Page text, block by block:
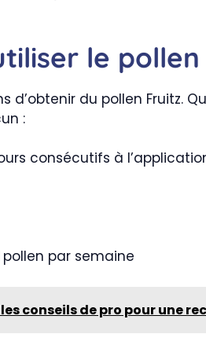
le pollen
d’obtenir du pollen Fruitz.
:
consécutifs à
pollen par semaine
conseils de pro pour une